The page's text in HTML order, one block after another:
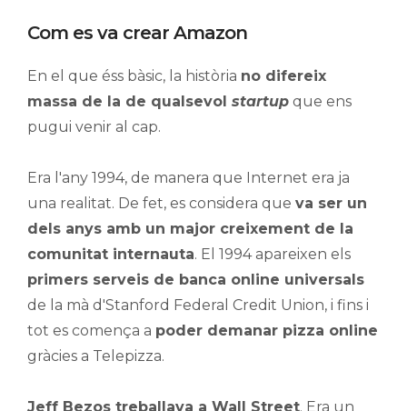
Com es va crear Amazon
En el que éss bàsic, la història no difereix
massa de la de qualsevol startup que ens
pugui venir al cap.
Era l'any 1994, de manera que Internet era ja
una realitat. De fet, es considera que va ser un
dels anys amb un major creixement de la
comunitat internauta. El 1994 apareixen els
primers serveis de banca online universals
de la mà d'Stanford Federal Credit Union, i fins i
tot es comença a poder demanar pizza online
gràcies a Telepizza.
Jeff Bezos treballava a Wall Street. Era un